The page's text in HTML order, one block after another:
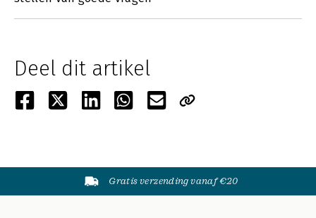
Deel dit artikel
Gratis verzending vanaf €20